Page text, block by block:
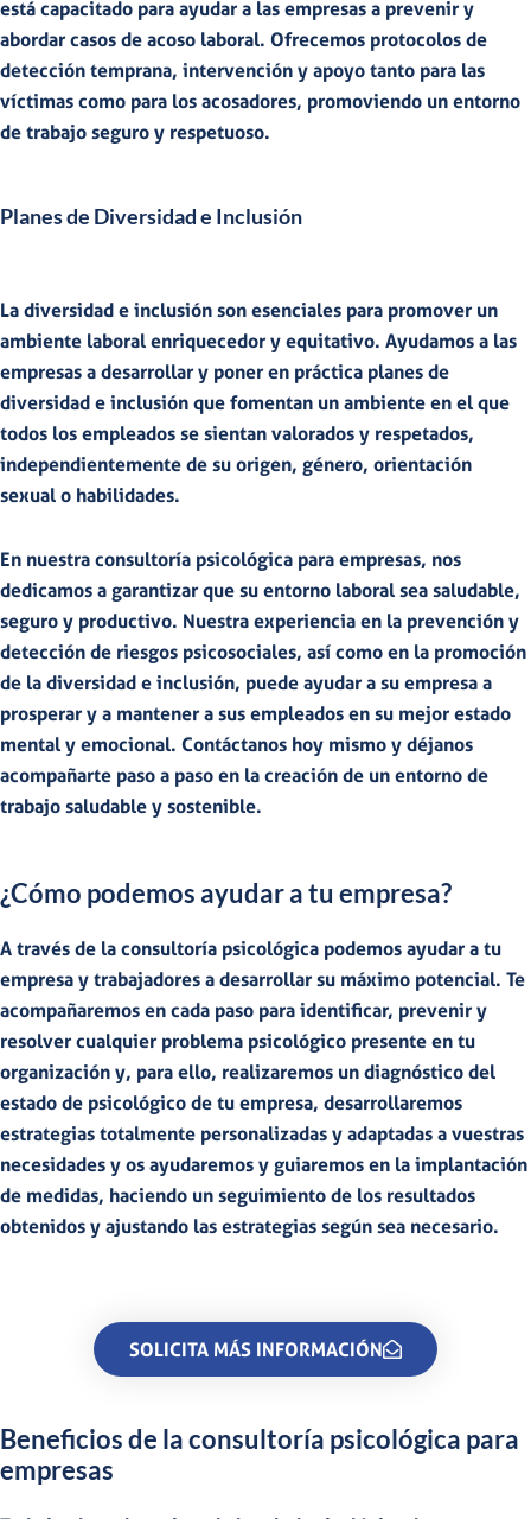
está capacitado para ayudar a las empresas a prevenir y
abordar casos de acoso laboral. Ofrecemos protocolos de
detección temprana, intervención y apoyo tanto para las
víctimas como para los acosadores, promoviendo un entorno
de trabajo seguro y respetuoso.
Planes de Diversidad e Inclusión
La diversidad e inclusión son esenciales para promover un
ambiente laboral enriquecedor y equitativo. Ayudamos a las
empresas a desarrollar y poner en práctica planes de
diversidad e inclusión que fomentan un ambiente en el que
todos los empleados se sientan valorados y respetados,
independientemente de su origen, género, orientación
sexual o habilidades.
En nuestra consultoría psicológica para empresas, nos
dedicamos a garantizar que su entorno laboral sea saludable,
seguro y productivo. Nuestra experiencia en la prevención y
detección de riesgos psicosociales, así como en la promoción
de la diversidad e inclusión, puede ayudar a su empresa a
prosperar y a mantener a sus empleados en su mejor estado
mental y emocional. Contáctanos hoy mismo y déjanos
acompañarte paso a paso en la creación de un entorno de
trabajo saludable y sostenible.
¿Cómo podemos ayudar a tu empresa?
A través de la consultoría psicológica podemos ayudar a tu
empresa y trabajadores a desarrollar su máximo potencial. Te
acompañaremos en cada paso para identificar, prevenir y
resolver cualquier problema psicológico presente en tu
organización y, para ello, realizaremos un diagnóstico del
estado de psicológico de tu empresa, desarrollaremos
estrategias totalmente personalizadas y adaptadas a vuestras
necesidades y os ayudaremos y guiaremos en la implantación
de medidas, haciendo un seguimiento de los resultados
obtenidos y ajustando las estrategias según sea necesario.
SOLICITA MÁS INFORMACIÓN
Beneficios de la consultoría psicológica para
empresas